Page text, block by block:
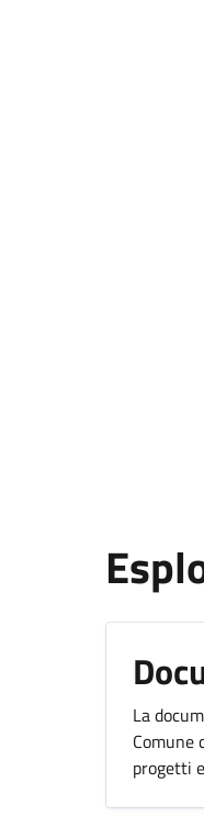
La
Comune
progetti